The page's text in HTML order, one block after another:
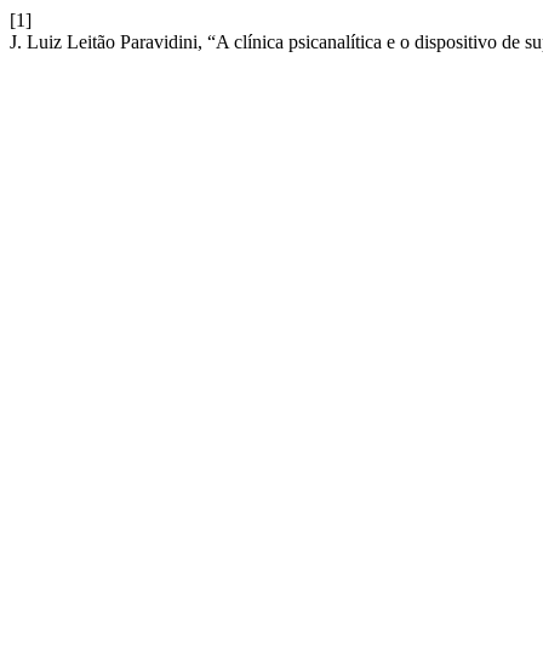
[1]
J. Luiz Leitão Paravidini, “A clínica psicanalítica e o dispositivo de